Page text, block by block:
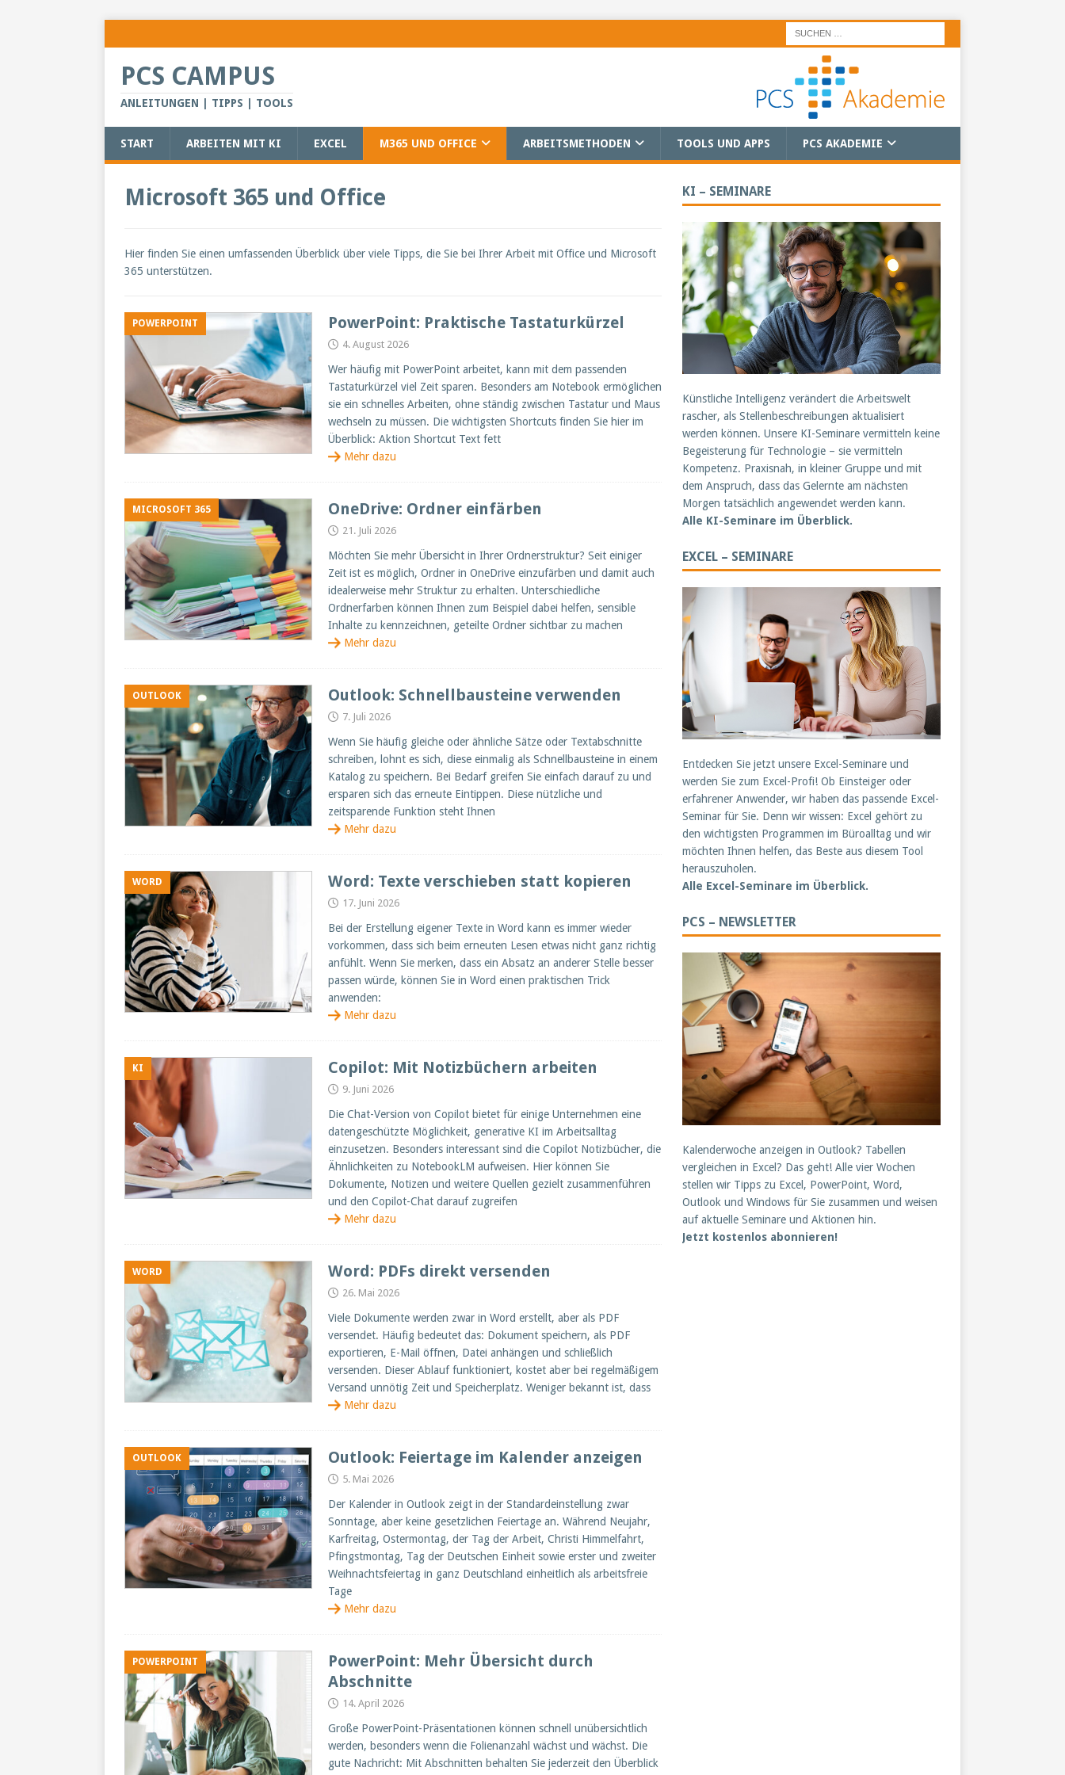
PCS CAMPUS
ANLEITUNGEN | TIPPS | TOOLS
START ARBEITEN MIT KI EXCEL M365 UND OFFICE ARBEITSMETHODEN TOOLS UND APPS PCS AKADEMIE
Microsoft 365 und Office
Hier finden Sie einen umfassenden Überblick über viele Tipps, die Sie bei Ihrer Arbeit mit Office und Microsoft
365 unterstützen.
POWERPOINT PowerPoint: Praktische Tastaturkürzel
4. August 2026
Wer häufig mit PowerPoint arbeitet, kann mit dem passenden
Tastaturkürzel viel Zeit sparen. Besonders am Notebook ermöglichen
sie ein schnelles Arbeiten, ohne ständig zwischen Tastatur und Maus
wechseln zu müssen. Die wichtigsten Shortcuts finden Sie hier im
Überblick: Aktion Shortcut Text fett
Mehr dazu
MICROSOFT 365 OneDrive: Ordner einfärben
21. Juli 2026
Möchten Sie mehr Übersicht in Ihrer Ordnerstruktur? Seit einiger
Zeit ist es möglich, Ordner in OneDrive einzufärben und damit auch
idealerweise mehr Struktur zu erhalten. Unterschiedliche
Ordnerfarben können Ihnen zum Beispiel dabei helfen, sensible
Inhalte zu kennzeichnen, geteilte Ordner sichtbar zu machen
Mehr dazu
OUTLOOK Outlook: Schnellbausteine verwenden
7. Juli 2026
Wenn Sie häufig gleiche oder ähnliche Sätze oder Textabschnitte
schreiben, lohnt es sich, diese einmalig als Schnellbausteine in einem
Katalog zu speichern. Bei Bedarf greifen Sie einfach darauf zu und
ersparen sich das erneute Eintippen. Diese nützliche und
zeitsparende Funktion steht Ihnen
Mehr dazu
WORD Word: Texte verschieben statt kopieren
17. Juni 2026
Bei der Erstellung eigener Texte in Word kann es immer wieder
vorkommen, dass sich beim erneuten Lesen etwas nicht ganz richtig
anfühlt. Wenn Sie merken, dass ein Absatz an anderer Stelle besser
passen würde, können Sie in Word einen praktischen Trick
anwenden:
Mehr dazu
KI Copilot: Mit Notizbüchern arbeiten
9. Juni 2026
Die Chat-Version von Copilot bietet für einige Unternehmen eine
datengeschützte Möglichkeit, generative KI im Arbeitsalltag
einzusetzen. Besonders interessant sind die Copilot Notizbücher, die
Ähnlichkeiten zu NotebookLM aufweisen. Hier können Sie
Dokumente, Notizen und weitere Quellen gezielt zusammenführen
und den Copilot-Chat darauf zugreifen
Mehr dazu
WORD Word: PDFs direkt versenden
26. Mai 2026
Viele Dokumente werden zwar in Word erstellt, aber als PDF
versendet. Häufig bedeutet das: Dokument speichern, als PDF
exportieren, E-Mail öffnen, Datei anhängen und schließlich
versenden. Dieser Ablauf funktioniert, kostet aber bei regelmäßigem
Versand unnötig Zeit und Speicherplatz. Weniger bekannt ist, dass
Mehr dazu
OUTLOOK Outlook: Feiertage im Kalender anzeigen
5. Mai 2026
Der Kalender in Outlook zeigt in der Standardeinstellung zwar
Sonntage, aber keine gesetzlichen Feiertage an. Während Neujahr,
Karfreitag, Ostermontag, der Tag der Arbeit, Christi Himmelfahrt,
Pfingstmontag, Tag der Deutschen Einheit sowie erster und zweiter
Weihnachtsfeiertag in ganz Deutschland einheitlich als arbeitsfreie
Tage
Mehr dazu
POWERPOINT
PowerPoint: Mehr Übersicht durch
Abschnitte
14. April 2026
Große PowerPoint-Präsentationen können schnell unübersichtlich
werden, besonders wenn die Folienanzahl wächst und wächst. Die
gute Nachricht: Mit Abschnitten behalten Sie jederzeit den Überblick
KI – SEMINARE
Künstliche Intelligenz verändert die Arbeitswelt
rascher, als Stellenbeschreibungen aktualisiert
werden können. Unsere KI-Seminare vermitteln keine
Begeisterung für Technologie – sie vermitteln
Kompetenz. Praxisnah, in kleiner Gruppe und mit
dem Anspruch, dass das Gelernte am nächsten
Morgen tatsächlich angewendet werden kann.
Alle KI-Seminare im Überblick.
EXCEL – SEMINARE
Entdecken Sie jetzt unsere Excel-Seminare und
werden Sie zum Excel-Profi! Ob Einsteiger oder
erfahrener Anwender, wir haben das passende Excel-
Seminar für Sie. Denn wir wissen: Excel gehört zu
den wichtigsten Programmen im Büroalltag und wir
möchten Ihnen helfen, das Beste aus diesem Tool
herauszuholen.
Alle Excel-Seminare im Überblick.
PCS – NEWSLETTER
Kalenderwoche anzeigen in Outlook? Tabellen
vergleichen in Excel? Das geht! Alle vier Wochen
stellen wir Tipps zu Excel, PowerPoint, Word,
Outlook und Windows für Sie zusammen und weisen
auf aktuelle Seminare und Aktionen hin.
Jetzt kostenlos abonnieren!